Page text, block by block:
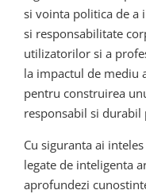
si vointa politica de a
si responsabilitate
utilizatorilor si a
la impactul de mediu
pentru construirea
responsabil si durabil
Cu siguranta ai
legate de inteligenta
aprofundezi